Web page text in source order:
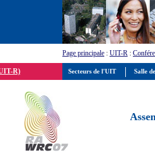
Page principale : UIT-R :
R) Secteurs de l'UIT Salle